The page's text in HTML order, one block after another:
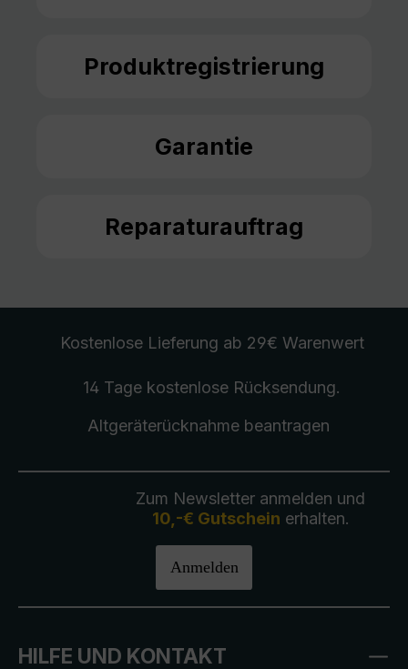
Produktregistrierung
Garantie
Reparaturauftrag
Kostenlose Lieferung ab 29€ Warenwert
14 Tage kostenlose Rücksendung.
Altgeräterücknahmebeantragen
Zum Newsletter anmelden und
10,-€ Gutschein erhalten.
Anmelden
HILFE UND KONTAKT